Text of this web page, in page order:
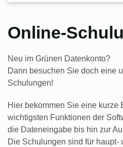
Online-
Neu im Grünen Datenkonto?
Dann besuchen Sie doch eine
Schulungen!
Hier bekommen Sie eine kurze
wichtigsten Funktionen der
die Dateneingabe bis hin zur
Die Schulungen sind für haupt-